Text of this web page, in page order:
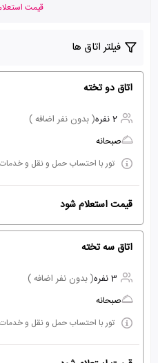
قیمت
فیلتر اتاق ها
اتاق دو تخته
2 نفره
( بدون نفر اضافه )
صبحانه
تور با احتساب حمل و نقل و خدمات
قیمت استعلام شود
اتاق سه تخته
3 نفره
( بدون نفر اضافه )
صبحانه
تور با احتساب حمل و نقل و خدمات